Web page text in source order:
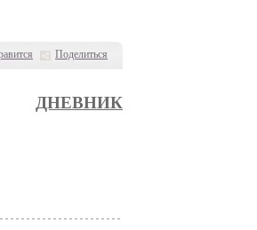
Поделиться
ДНЕВНИК